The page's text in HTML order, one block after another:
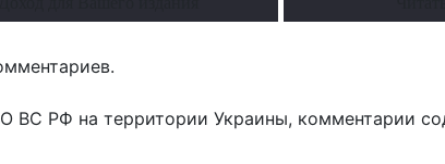
ВС РФ на территории Украины, комментарии